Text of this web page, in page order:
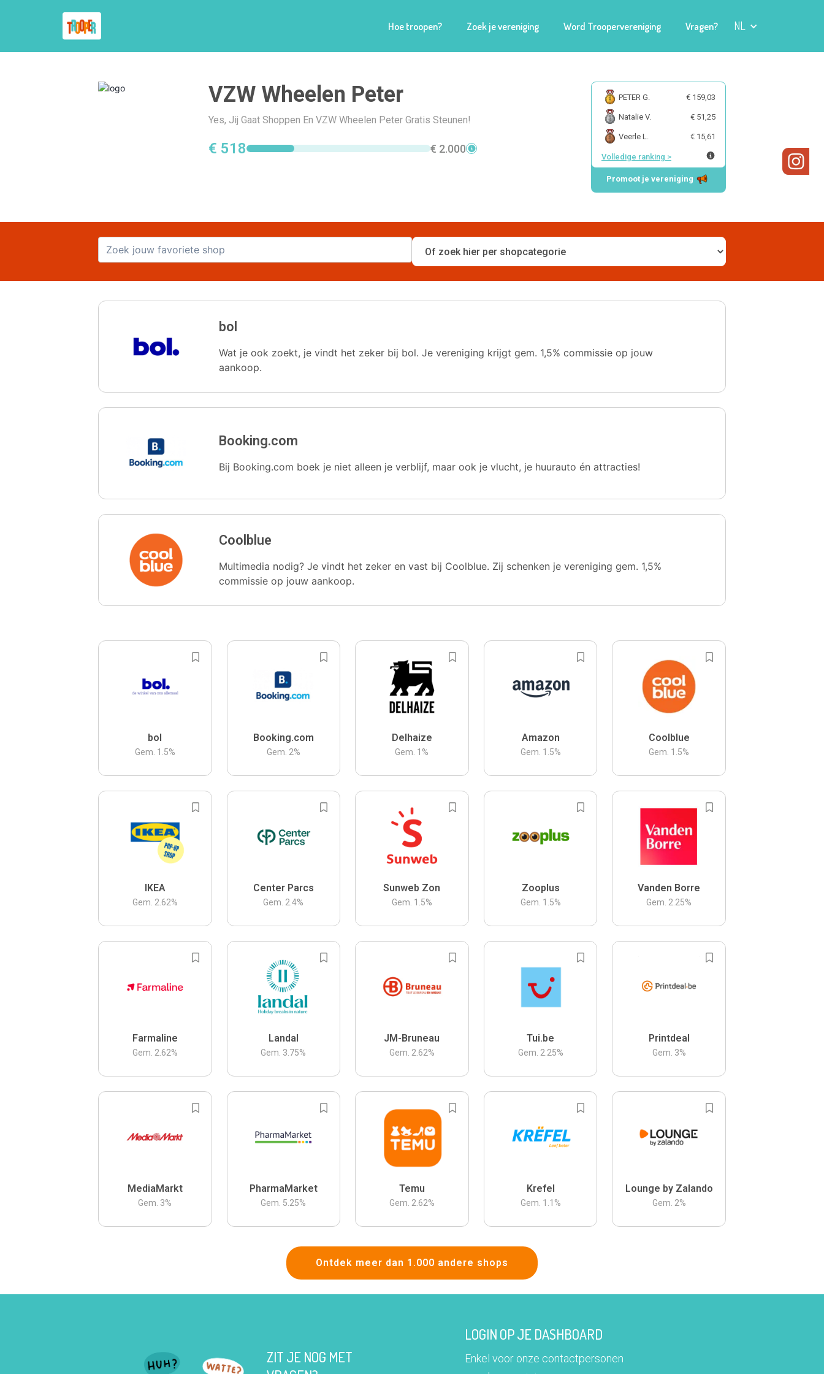
Hoe troopen? Zoek je vereniging Word Troopervereniging Vragen? NL
VZW Wheelen Peter
Yes, Jij Gaat Shoppen En VZW Wheelen Peter Gratis Steunen!
€ 518 € 2.000
PETER G. € 159,03
Natalie V. € 51,25
Veerle L. € 15,61
Volledige ranking >
Promoot je vereniging
bol
Wat je ook zoekt, je vindt het zeker bij bol. Je vereniging krijgt gem. 1,5% commissie op jouw
aankoop.
Booking.com
Bij Booking.com boek je niet alleen je verblijf, maar ook je vlucht, je huurauto én attracties!
Coolblue
Multimedia nodig? Je vindt het zeker en vast bij Coolblue. Zij schenken je vereniging gem. 1,5%
commissie op jouw aankoop.
bol
Gem. 1.5%
Booking.com
Gem. 2%
Delhaize
Gem. 1 %
Amazon
Gem. 1.5%
Coolblue
Gem. 1.5%
IKEA
Gem. 2.62%
Center Parcs
Gem. 2.4%
Sunweb Zon
Gem. 1.5%
Zooplus
Gem. 1.5%
Vanden Borre
Gem. 2.25%
Farmaline
Gem. 2.62%
Landal
Gem. 3.75%
JM-Bruneau
Gem. 2.62%
Tui.be
Gem. 2.25%
Printdeal
Gem. 3%
MediaMarkt
Gem. 3%
PharmaMarket
Gem. 5.25%
Temu
Gem. 2.62%
Krefel
Gem. 1.1 %
Lounge by Zalando
Gem. 2%
Ontdek meer dan 1.000 andere shops
ZIT JE NOG MET
LOGIN OP JE DASHBOARD
Enkel voor onze contactpersonen